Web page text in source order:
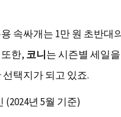
속싸개는 1만 원 초반대
한, 코니는 시즌별 세일
택지가 되고 있죠.
(2024년 5월 기준)